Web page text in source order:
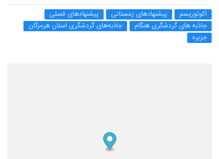
اکوتوریسم پیشنهادهای زمستانی
پیشنهادهای فصلی
جاذبه های گردشگری هنگام
جاذبه‌های گردشگری استان هرمزگان
جزیره